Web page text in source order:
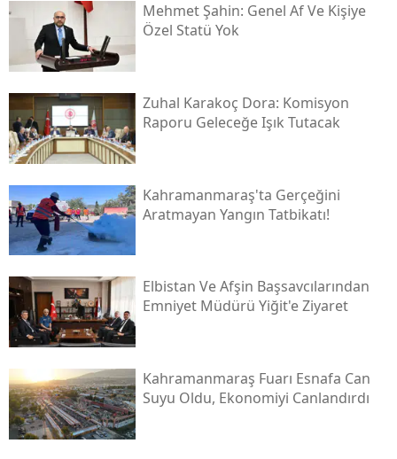
Mehmet Şahin: Genel Af Ve Kişiye
Özel Statü Yok
Zuhal Karakoç Dora: Komisyon
Raporu Geleceğe Işık Tutacak
Kahramanmaraş'ta Gerçeğini
Aratmayan Yangın Tatbikatı!
Elbistan Ve Afşin Başsavcılarından
Emniyet Müdürü Yiğit'e Ziyaret
Kahramanmaraş Fuarı Esnafa Can
Suyu Oldu, Ekonomiyi Canlandırdı